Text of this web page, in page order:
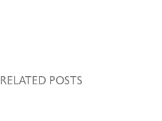
RELATED POSTS